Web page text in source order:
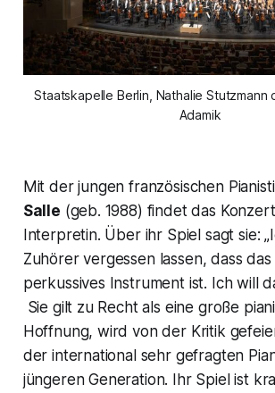
Staatskapelle Berlin, Nathalie
Adamik
Mit der jungen französischen
Salle (geb. 1988) findet das
Interpretin. Über ihr Spiel sagt sie:
Zuhörer vergessen lassen, dass
perkussives Instrument ist. Ich will
Sie gilt zu Recht als eine große
Hoffnung, wird von der Kritik
der international sehr gefragten
jüngeren Generation. Ihr Spiel ist